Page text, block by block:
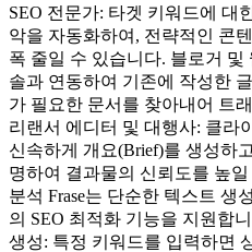
SEO 전문가: 타겟 키워드에 대
악을 자동화하여, 전략적인 콘
폭 줄일 수 있습니다. 블로거
솔과 연동하여 기존에 작성한
가 필요한 문서를 찾아내어 트
리랜서 에디터 및 대행사: 클라
신속하게 개요(Brief)를 생성하
명하여 결과물의 신뢰도를 높
분석 Frase는 단순한 텍스트 생
의 SEO 최적화 기능을 지원합
생성: 특정 키워드를 입력하면